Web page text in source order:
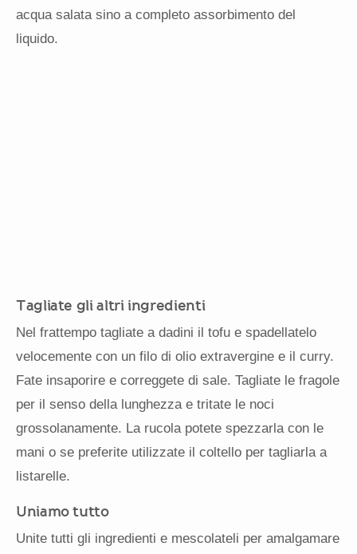
acqua salata sino a completo assorbimento del
liquido.
Tagliate gli altri ingredienti
Nel frattempo tagliate a dadini il tofu e spadellatelo
velocemente con un filo di olio extravergine e il curry.
Fate insaporire e correggete di sale. Tagliate le fragole
per il senso della lunghezza e tritate le noci
grossolanamente. La rucola potete spezzarla con le
mani o se preferite utilizzate il coltello per tagliarla a
listarelle.
Uniamo tutto
Unite tutti gli ingredienti e mescolateli per amalgamare